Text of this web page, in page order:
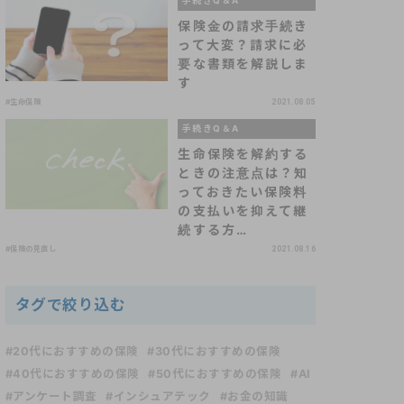
保険金の請求手続き
って大変？請求に必
要な書類を解説しま
す
#生命保険 2021.08.05
手続きQ＆A
生命保険を解約する
ときの注意点は？知
っておきたい保険料
の支払いを抑えて継
続する方…
#保険の見直し 2021.08.16
タグで絞り込む
#20代におすすめの保険
#30代におすすめの保険
#40代におすすめの保険
#50代におすすめの保険
#AI
#アンケート調査
#インシュアテック #お金の知識